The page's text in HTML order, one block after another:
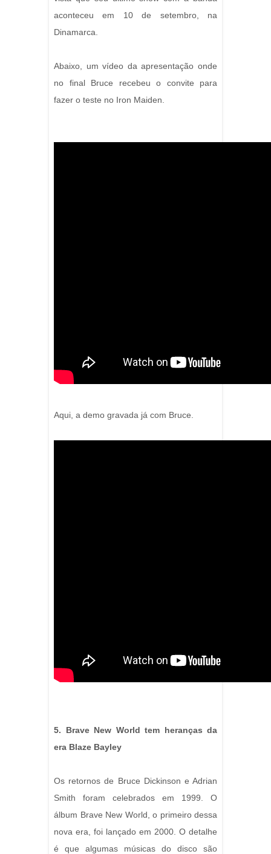
aconteceu em 10 de setembro, na
Dinamarca.
Abaixo, um vídeo da apresentação onde
no final Bruce recebeu o convite para
fazer o teste no Iron Maiden.
Aqui, a demo gravada já com Bruce.
5. Brave New World tem heranças da
era Blaze Bayley
Os retornos de Bruce Dickinson e Adrian
Smith foram celebrados em 1999. O
álbum Brave New World, o primeiro dessa
nova era, foi lançado em 2000. O detalhe
é que algumas músicas do disco são